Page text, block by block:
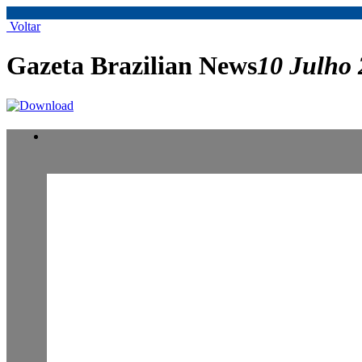
Voltar
Gazeta Brazilian News10 Julho